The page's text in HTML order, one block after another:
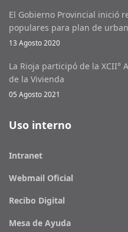
El Gobierno Provincial inició
populares para plan de
13 Agosto 2020
La Rioja participó de la XCII°
de la Vivienda
05 Agosto 2021
Uso interno
Intranet
Webmail Oficial
Recibo Digital
Mesa de Ayuda